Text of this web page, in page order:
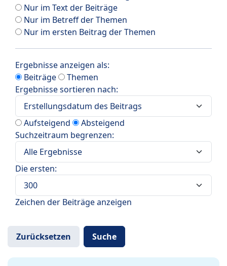
Nur im Text der Beiträge
Nur im Betreff der Themen
Nur im ersten Beitrag der Themen
Ergebnisse anzeigen als:
Beiträge
Themen
Ergebnisse sortieren nach:
Aufsteigend
Absteigend
Suchzeitraum begrenzen:
Die ersten:
Zeichen der Beiträge anzeigen